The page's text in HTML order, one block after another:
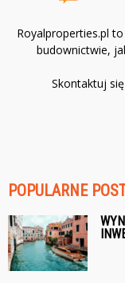
Royalproperties.pl
budownictwie,
Skontaktuj
POPULARNE